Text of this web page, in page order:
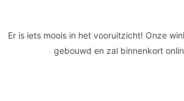
Er is iets moois in het vooruitzicht! Onze
gebouwd en zal binnenkort